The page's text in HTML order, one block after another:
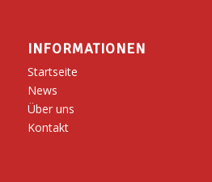
INFORMATIONEN
Startseite
News
Über uns
Kontakt